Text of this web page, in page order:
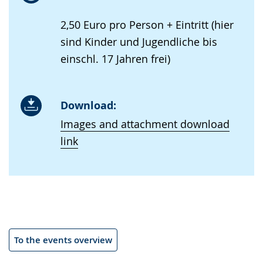
2,50 Euro pro Person + Eintritt (hier
sind Kinder und Jugendliche bis
einschl. 17 Jahren frei)
Download:
Images and attachment download
link
To the events overview